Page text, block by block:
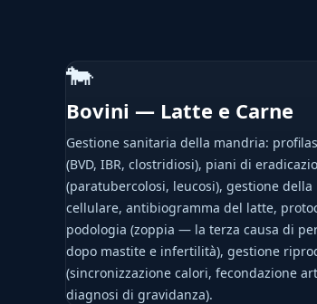
🐄
Bovini — Latte e Carne
Gestione sanitaria della mandria:
(BVD, IBR, clostridiosi), piani di
(paratubercolosi, leucosi), gestione della
cellulare, antibiogramma del latte,
podologia (zoppia — la terza causa di
dopo mastite e infertilità), gestione
(sincronizzazione calori, fecondazione
diagnosi di gravidanza).